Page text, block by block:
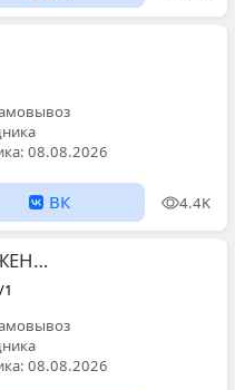
08.08.2026
ВК 4.4K
КИГУРУМИ ХАЛАТЫ ЖЕНСКОЕ НЕЖНОЕ БЕЛЬЁ
08.08.2026